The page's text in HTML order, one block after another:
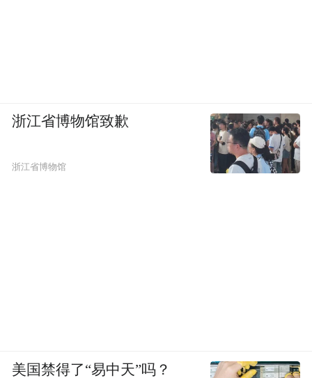
浙江省博物馆致歉
浙江省博物馆
美国禁得了“易中天”吗？